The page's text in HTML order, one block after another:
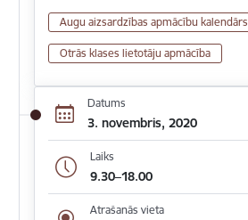
Augu aizsardzības apmācību kalendārs
Otrās klases lietotāju apmācība
Datums
3. novembris, 2020
Laiks
9.30–18.00
Atrašanās vieta